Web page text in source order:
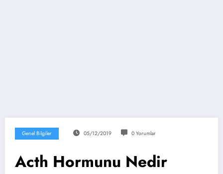
Genel Bilgiler 05/12/2019 0 Yorumlar
Acth Hormunu Nedir